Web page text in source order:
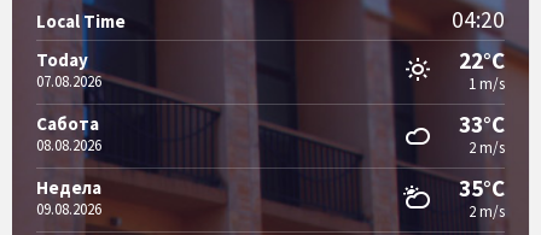
Local Time 04:20
Today
07.08.2026
22°C
1 m/s
Сабота
08.08.2026
33°C
2 m/s
Недела
09.08.2026
35°C
2 m/s